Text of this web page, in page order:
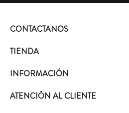
CONTACTANOS
TIENDA
INFORMACIÓN
ATENCIÓN AL CLIENTE